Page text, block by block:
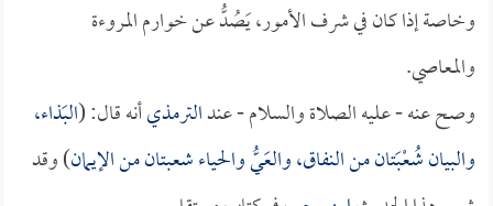
وخاصة إذا كان في شرف الأمور، يَصُدُّ عن خوارم المروءة
والمعاصي.
وصح عنه - عليه الصلاة والسلام - عندالترمذيأنه قال: (البَذاء،
والبيان شُعْبَتان من النفاق، والعَيُّ والحياء شعبتان من الإيمان) وقد